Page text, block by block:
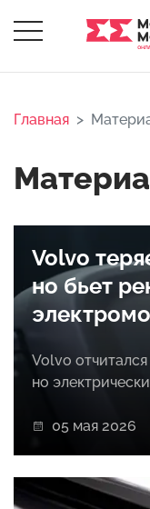
Главная
Volvo
но бьет
Volvo
но
05 мая 2026